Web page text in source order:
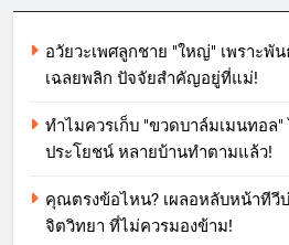
อวัยวะเพศลูกชาย "ใหญ่" เพราะพั
เฉลยพลิก ปัจจัยสำคัญอยู่ที่แม่!
ทำไมควรเก็บ "ขวดบาล์มเมนทอล"
ประโยชน์ หลายบ้านทำตามแล้ว!
คุณตรงข้อไหน? เผลอหลับหน้าทีวีบ่
จิตวิทยา ที่ไม่ควรมองข้าม!